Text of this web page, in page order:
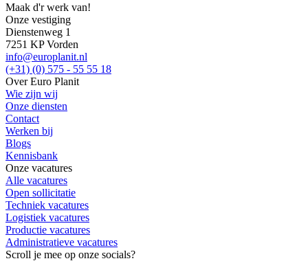
Maak d'r werk van!
Onze vestiging
Dienstenweg 1
7251 KP Vorden
info@europlanit.nl
(+31) (0) 575 - 55 55 18
Over Euro Planit
Wie zijn wij
Onze diensten
Contact
Werken bij
Blogs
Kennisbank
Onze vacatures
Alle vacatures
Open sollicitatie
Techniek vacatures
Logistiek vacatures
Productie vacatures
Administratieve vacatures
Scroll je mee op onze socials?